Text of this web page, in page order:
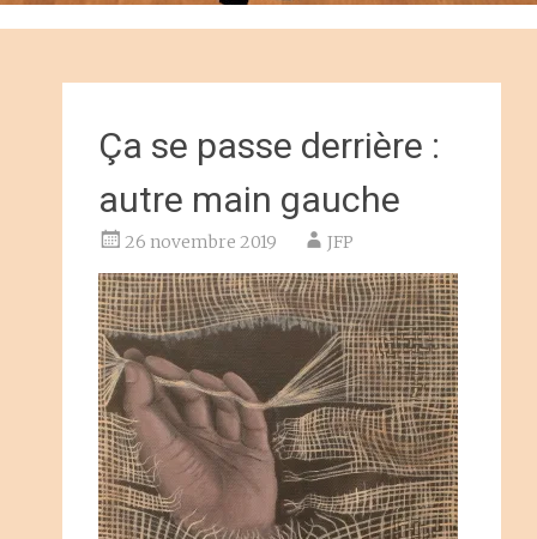
Ça se passe derrière :
autre main gauche
26 novembre 2019 JFP